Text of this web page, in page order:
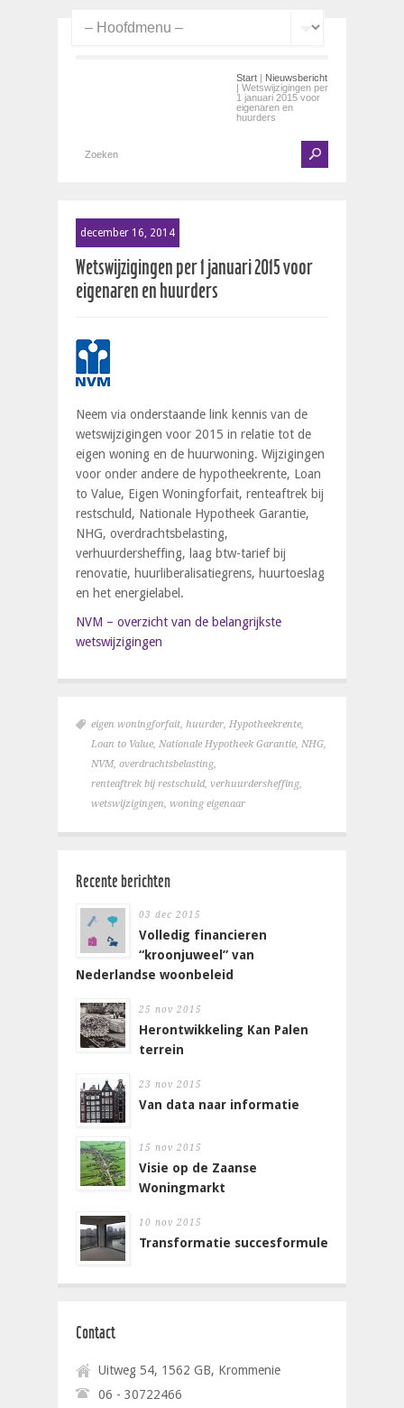
Start | Nieuwsbericht
| Wetswijzigingen per
1 januari 2015 voor
eigenaren en
huurders
december 16, 2014
Wetswijzigingen per 1 januari 2015 voor
eigenaren en huurders
Neem via onderstaande link kennis van de
wetswijzigingen voor 2015 in relatie tot de
eigen woning en de huurwoning. Wijzigingen
voor onder andere de hypotheekrente, Loan
to Value, Eigen Woningforfait, renteaftrek bij
restschuld, Nationale Hypotheek Garantie,
NHG, overdrachtsbelasting,
verhuurdersheffing, laag btw-tarief bij
renovatie, huurliberalisatiegrens, huurtoeslag
en het energielabel.
NVM – overzicht van de belangrijkste
wetswijzigingen
eigen woningforfait, huurder, Hypotheekrente,
Loan to Value, Nationale Hypotheek Garantie, NHG,
NVM, overdrachtsbelasting,
renteaftrek bij restschuld, verhuurdersheffing,
wetswijzigingen, woning eigenaar
Recente berichten
03 dec 2015
Volledig financieren
“kroonjuweel” van
Nederlandse woonbeleid
25 nov 2015
Herontwikkeling Kan Palen
terrein
23 nov 2015
Van data naar informatie
15 nov 2015
Visie op de Zaanse
Woningmarkt
10 nov 2015
Transformatie succesformule
Contact
Uitweg 54, 1562 GB, Krommenie
06 - 30722466